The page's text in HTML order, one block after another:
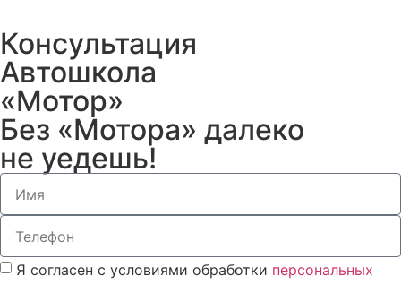
Консультация
Автошкола
«Мотор»
Без «Мотора» далеко
не уедешь!
Я согласен с условиями обработки персональных